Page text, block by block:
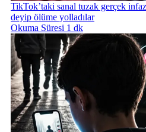
TikTok’taki sanal tuzak gerçek
deyip ölüme yolladılar
Okuma Süresi 1 dk